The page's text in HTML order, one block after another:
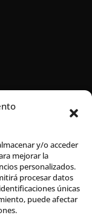
y/o acceder
mejorar la
personalizados.
procesar datos
únicas
puede afectar
LA